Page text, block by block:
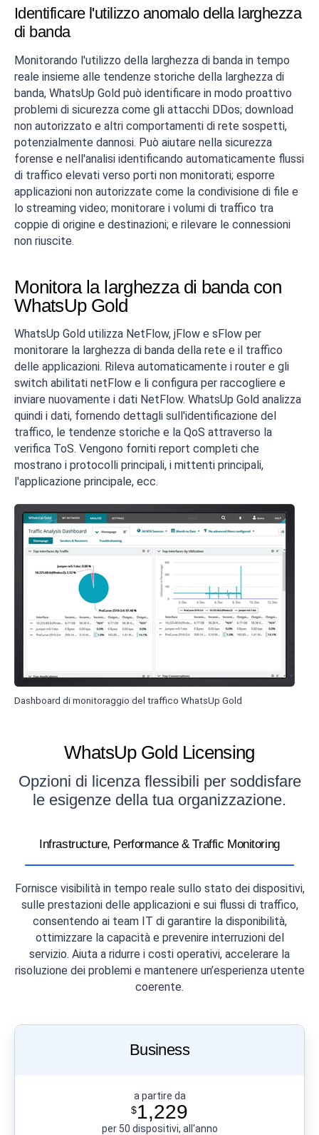
Identificare l'utilizzo anomalo della larghezza
di banda
Monitorando l'utilizzo della larghezza di banda in tempo
reale insieme alle tendenze storiche della larghezza di
banda, WhatsUp Gold può identificare in modo proattivo
problemi di sicurezza come gli attacchi DDos; download
non autorizzato e altri comportamenti di rete sospetti,
potenzialmente dannosi. Può aiutare nella sicurezza
forense e nell'analisi identificando automaticamente flussi
di traffico elevati verso porti non monitorati; esporre
applicazioni non autorizzate come la condivisione di file e
lo streaming video; monitorare i volumi di traffico tra
coppie di origine e destinazioni; e rilevare le connessioni
non riuscite.
Monitora la larghezza di banda con
WhatsUp Gold
WhatsUp Gold utilizza NetFlow, jFlow e sFlow per
monitorare la larghezza di banda della rete e il traffico
delle applicazioni. Rileva automaticamente i router e gli
switch abilitati netFlow e li configura per raccogliere e
inviare nuovamente i dati NetFlow. WhatsUp Gold analizza
quindi i dati, fornendo dettagli sull'identificazione del
traffico, le tendenze storiche e la QoS attraverso la
verifica ToS. Vengono forniti report completi che
mostrano i protocolli principali, i mittenti principali,
l'applicazione principale, ecc.
Dashboard di monitoraggio del traffico WhatsUp Gold
WhatsUp Gold Licensing
Opzioni di licenza flessibili per soddisfare
le esigenze della tua organizzazione.
Infrastructure, Performance & Traffic Monitoring
Fornisce visibilità in tempo reale sullo stato dei dispositivi,
sulle prestazioni delle applicazioni e sui flussi di traffico,
consentendo ai team IT di garantire la disponibilità,
ottimizzare la capacità e prevenire interruzioni del
servizio. Aiuta a ridurre i costi operativi, accelerare la
risoluzione dei problemi e mantenere un’esperienza utente
coerente.
Business
a partire da
$1,229
per 50 dispositivi, all'anno